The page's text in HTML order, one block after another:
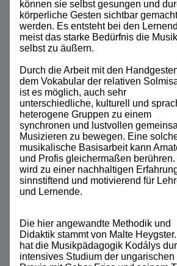
können sie selbst gesungen und
körperliche Gesten sichtbar gemacht
werden. Es entsteht bei den
meist das starke Bedürfnis die
selbst zu äußern.
Durch die Arbeit mit den
dem Vokabular der relativen
ist es möglich, auch sehr
unterschiedliche, kulturell und
heterogene Gruppen zu einem
synchronen und lustvollen
Musizieren zu bewegen. Eine
musikalische Basisarbeit kann
und Profis gleichermaßen
wird zu einer nachhaltigen
sinnstiftend und motivierend für
und Lernende.
Die hier angewandte Methodik und
Didaktik stammt von Malte
hat die Musikpädagogik Kodálys
intensives Studium der ungarischen